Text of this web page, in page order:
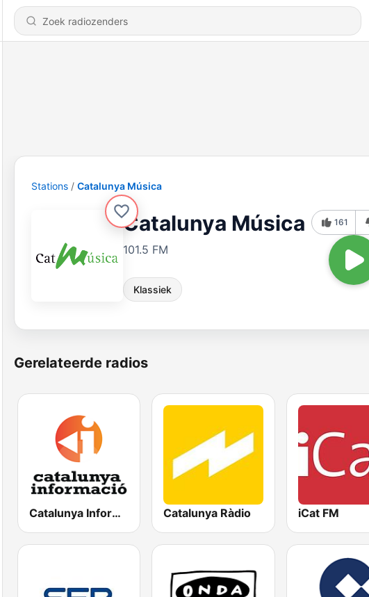
Stations Catalunya Música
Catalunya Música
101.5 FM
Klassiek
161
Gerelateerde radios
Catalunya Informació Catalunya Ràdio iCat FM